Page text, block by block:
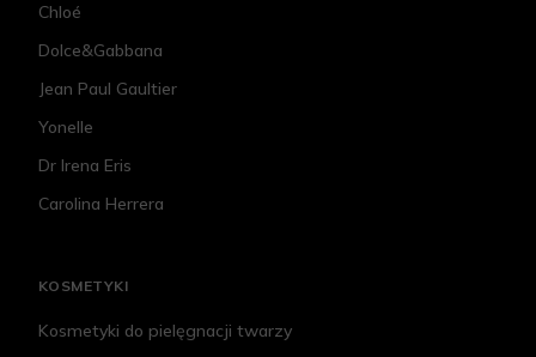
Chloé
Dolce&Gabbana
Jean Paul Gaultier
Yonelle
Dr Irena Eris
Carolina Herrera
KOSMETYKI
Kosmetyki do pielęgnacji twarzy